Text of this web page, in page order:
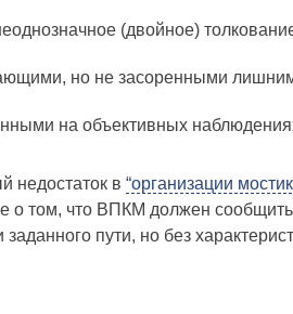
(двойное)
но не засоренными
на объективных
недостаток в“организации
о том, что ВПКМ должен
пути, но без